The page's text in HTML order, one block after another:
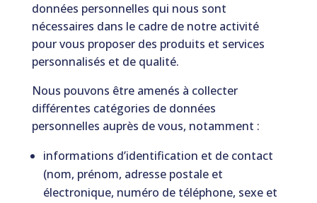
données personnelles qui nous sont
nécessaires dans le cadre de notre activité
pour vous proposer des produits et services
personnalisés et de qualité.
Nous pouvons être amenés à collecter
différentes catégories de données
personnelles auprès de vous, notamment :
informations d’identification et de contact
(nom, prénom, adresse postale et
électronique, numéro de téléphone, sexe et